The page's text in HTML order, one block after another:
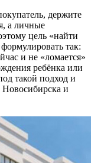
держите
а личные
цель «найти
так:
и не «ломается»
ребёнка или
такой подход и
Новосибирска и